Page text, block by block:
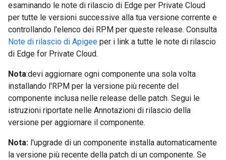
esaminando le note di rilascio di Edge per Private Cloud
per tutte le versioni successive alla tua versione corrente e
controllando l'elenco dei RPM per queste release. Consulta
Note di rilascio di Apigee per i link a tutte le note di rilascio
di Edge for Private Cloud.
Nota:devi aggiornare ogni componente una sola volta
installando l'RPM per la versione più recente del
componente inclusa nelle release delle patch. Segui le
istruzioni riportate nelle Annotazioni di rilascio della
versione per aggiornare il componente.
Nota: l'upgrade di un componente installa automaticamente
la versione più recente della patch di un componente. Se